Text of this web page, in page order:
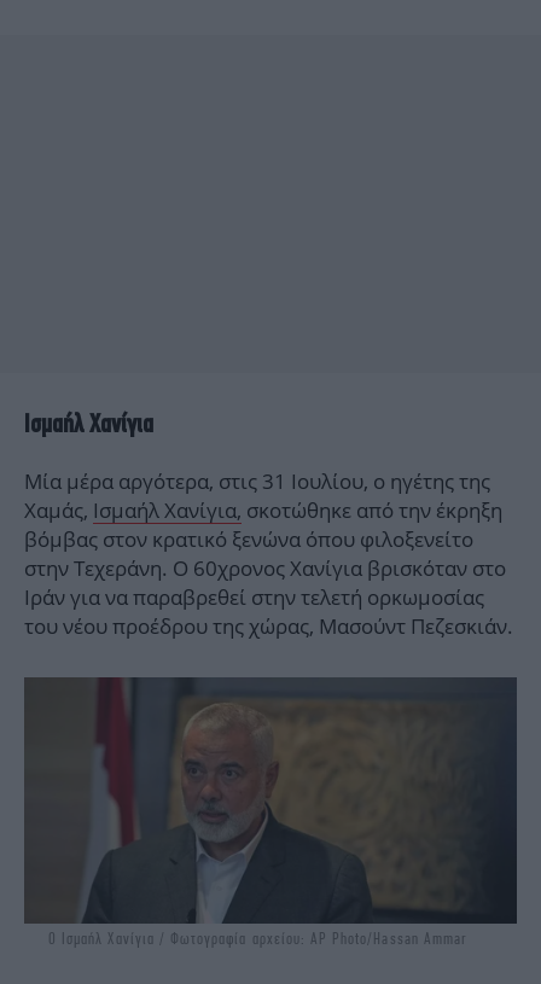
Ισμαήλ Χανίγια
Μία μέρα αργότερα, στις 31 Ιουλίου, ο ηγέτης της
Χαμάς, Ισμαήλ Χανίγια, σκοτώθηκε από την έκρηξη
βόμβας στον κρατικό ξενώνα όπου φιλοξενείτο
στην Τεχεράνη. Ο 60χρονος Χανίγια βρισκόταν στο
Ιράν για να παραβρεθεί στην τελετή ορκωμοσίας
του νέου προέδρου της χώρας, Μασούντ Πεζεσκιάν.
Ο Ισμαήλ Χανίγια / Φωτογραφία αρχείου: AP Photo/Hassan Ammar